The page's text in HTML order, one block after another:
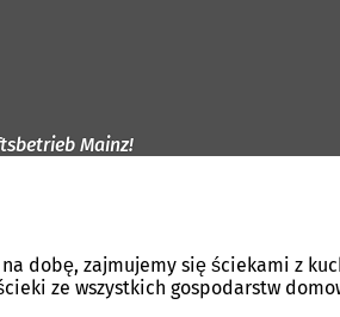
Mainz!
dobę, zajmujemy się ściekami z
ścieki ze wszystkich gospodarstw